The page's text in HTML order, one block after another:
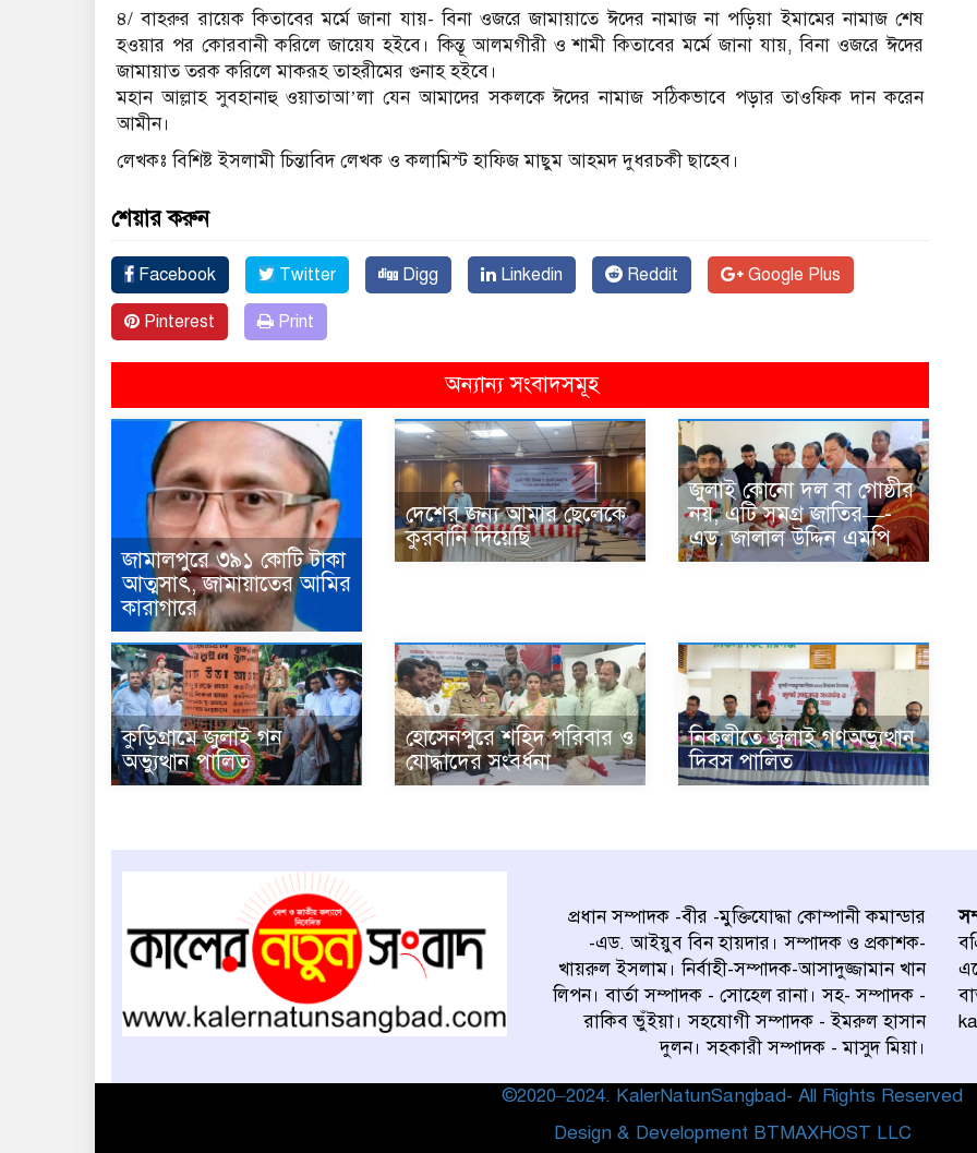
৪/ বাহরুর রায়েক কিতাবের মর্মে জানা যায়- বিনা ওজরে জামায়াতে ঈদের নামাজ না পড়িয়া ইমামের নামাজ শেষ
হওয়ার পর কোরবানী করিলে জায়েয হইবে। কিন্তূ আলমগীরী ও শামী কিতাবের মর্মে জানা যায়, বিনা ওজরে ঈদের
জামায়াত তরক করিলে মাকরূহ তাহরীমের গুনাহ হইবে।
মহান আল্লাহ সুবহানাহু ওয়াতাআ’লা যেন আমাদের সকলকে ঈদের নামাজ সঠিকভাবে পড়ার তাওফিক দান করেন
আমীন।
লেখকঃ বিশিষ্ট ইসলামী চিন্তাবিদ লেখক ও কলামিস্ট হাফিজ মাছুম আহমদ দুধরচকী ছাহেব।
শেয়ার করুন
Facebook Twitter Digg Linkedin Reddit Google Plus
Pinterest Print
অন্যান্য সংবাদসমূহ
জামালপুরে ৩৯১ কোটি টাকা
আত্মসাৎ, জামায়াতের আমির
কারাগারে
দেশের জন্য আমার ছেলেকে
কুরবানি দিয়েছি
জুলাই কোনো দল বা গোষ্ঠীর
নয়, এটি সমগ্র জাতির—-
এড. জালাল উদ্দিন এমপি
কুড়িগ্রামে‌ জুলাই গন
অভ্যুত্থান ‌পালিত
হোসেনপুরে শহিদ পরিবার ও
যোদ্ধাদের সংবর্ধনা
নিকলীতে জুলাই গণঅভ্যুত্থান
দিবস পালিত
প্রধান সম্পাদক -বীর -মুক্তিযোদ্ধা কোম্পানী কমান্ডার
-এড. আইয়ুব বিন হায়দার। সম্পাদক ও প্রকাশক-
খায়রুল ইসলাম। নির্বাহী-সম্পাদক-আসাদুজ্জামান খান
লিপন। বার্তা সম্পাদক - সোহেল রানা। সহ- সম্পাদক -
রাকিব ভুঁইয়া। সহযোগী সম্পাদক - ইমরুল হাসান
দুলন। সহকারী সম্পাদক - মাসুদ মিয়া।
©2020–2024. KalerNatunSangbad- All Rights Reserved
Design & Development BTMAXHOST LLC